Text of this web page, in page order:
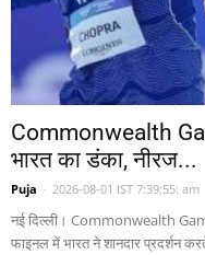
Commonwealth
भारत का डंका, नीरज...
Puja - 2026-08-01 IST 7:39:55: am
नई दिल्ली। Commonwealth
फाइनल में भारत ने शानदार प्रदर्शन